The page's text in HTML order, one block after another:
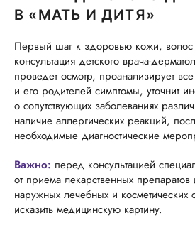
В «МАТЬ И ДИТЯ»
Первый шаг к здоровью кожи,
консультация детского врача-
проведет осмотр, проанализирует
и его родителей симптомы, уточнит
о сопутствующих заболеваниях
наличие аллергических реакций,
необходимые диагностические
Важно: перед консультацией
от приема лекарственных
наружных лечебных и косметических
исказить медицинскую картину.